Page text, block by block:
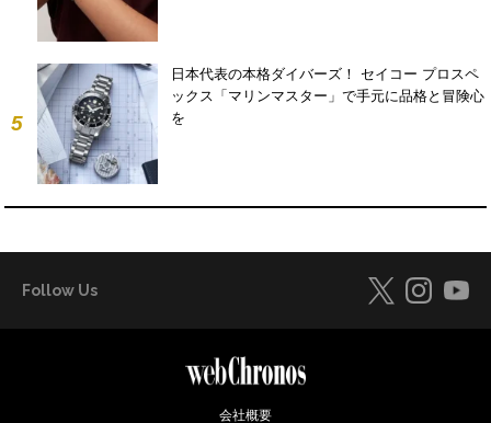
5
日本代表の本格ダイバーズ！ セイコー プロスペ
ックス「マリンマスター」で手元に品格と冒険心
を
Follow Us
会社概要